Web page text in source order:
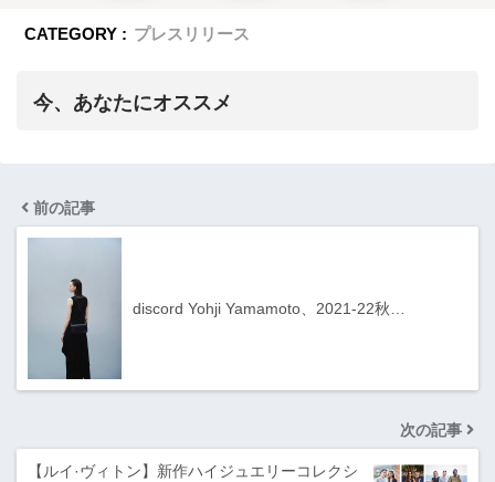
CATEGORY : プレスリリース
今、あなたにオススメ
前の記事
discord Yohji Yamamoto、2021-22秋…
次の記事
【ルイ·ヴィトン】新作ハイジュエリーコレクシ